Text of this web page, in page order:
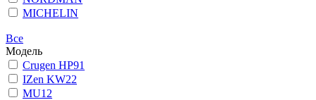
MICHELIN
Все
Модель
Crugen HP91
IZen KW22
MU12